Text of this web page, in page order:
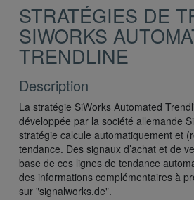
STRATÉGIES DE
SIWORKS
TRENDLINE
Description
La stratégie SiWorks Automated
développée par la société allemande
stratégie calcule automatiquement et
tendance. Des signaux d’achat et de
base de ces lignes de tendance
des informations complémentaires à
sur "signalworks.de".